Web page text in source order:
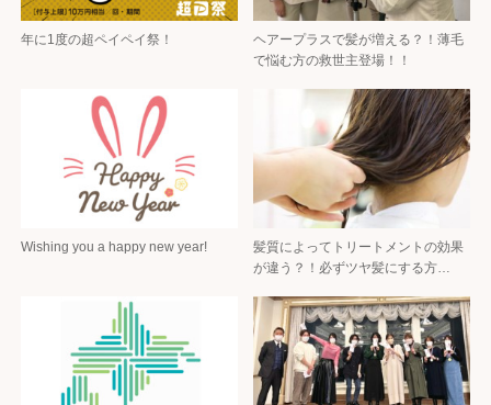
年に1度の超ペイペイ祭！
ヘアープラスで髪が増える？！薄毛
で悩む方の救世主登場！！
Wishing you a happy new year!
髪質によってトリートメントの効果
が違う？！必ずツヤ髪にする方…